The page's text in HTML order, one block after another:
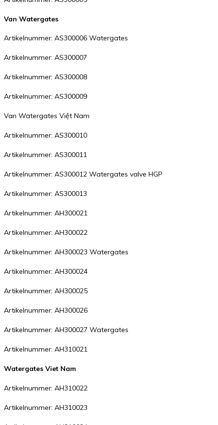
Van Watergates
Artikelnummer: AS300006 Watergates
Artikelnummer: AS300007
Artikelnummer: AS300008
Artikelnummer: AS300009
Van Watergates Việt Nam
Artikelnummer: AS300010
Artikelnummer: AS300011
Artikelnummer: AS300012 Watergates valve HGP
Artikelnummer: AS300013
Artikelnummer: AH300021
Artikelnummer: AH300022
Artikelnummer: AH300023 Watergates
Artikelnummer: AH300024
Artikelnummer: AH300025
Artikelnummer: AH300026
Artikelnummer: AH300027 Watergates
Artikelnummer: AH310021
Watergates Viet Nam
Artikelnummer: AH310022
Artikelnummer: AH310023